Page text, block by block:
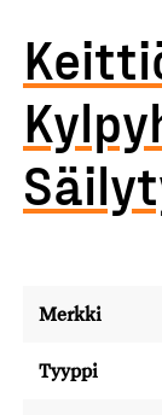
Merkki
Tyyppi